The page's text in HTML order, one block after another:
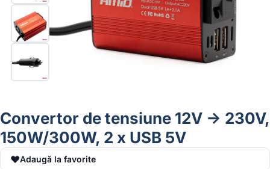
Convertor de tensiune 12V -> 230V,
150W/300W, 2 x USB 5V
♥Adaugă la favorite